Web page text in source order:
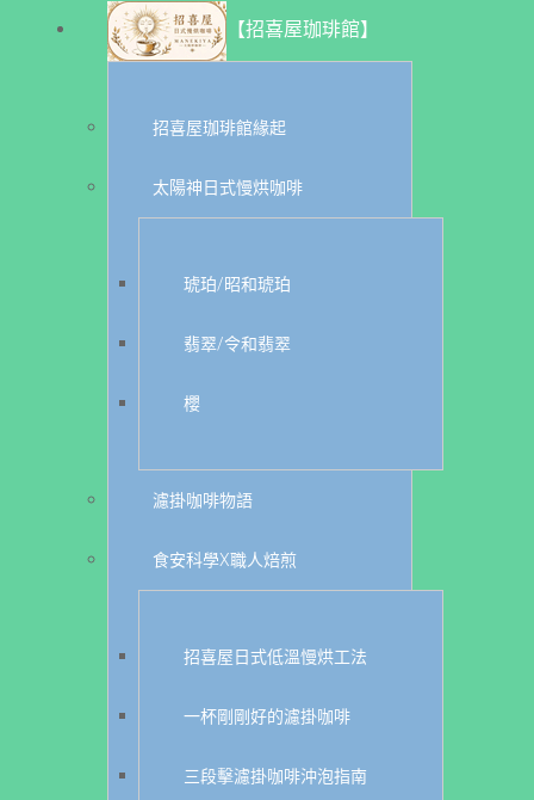
【招喜屋珈琲館】
招喜屋珈琲館緣起
太陽神日式慢烘咖啡
琥珀/昭和琥珀
翡翠/令和翡翠
櫻
濾掛咖啡物語
食安科學X職人焙煎
招喜屋日式低溫慢烘工法
一杯剛剛好的濾掛咖啡
三段擊濾掛咖啡沖泡指南